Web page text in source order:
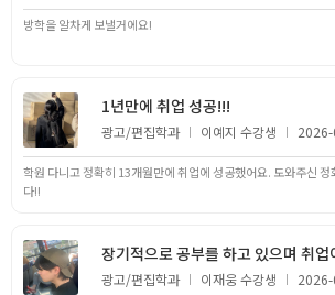
고객상담센터
지점별 홈페이지
방학을 알차게 보낼거에요!
1년만에 취업 성공!!!
광고/편집 이예지
학원 다니고 정확히 13개월만에 취업에 성공했어요. 도와주신
다!!
광고/편집 이재웅